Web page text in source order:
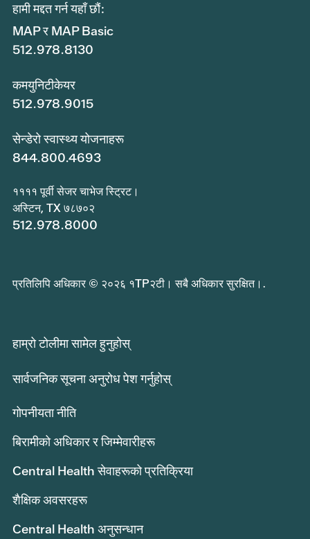
हामी मद्दत गर्न यहाँ छौं:
MAP र MAP Basic
512.978.8130
कमयुनिटीकेयर
512.978.9015
सेन्डेरो स्वास्थ्य योजनाहरू
844.800.4693
११११ पूर्वी सेजर चाभेज स्ट्रिट।
अस्टिन, TX ७८७०२
512.978.8000
प्रतिलिपि अधिकार © २०२६ १TP२टी। सबै अधिकार सुरक्षित।.
हाम्रो टोलीमा सामेल हुनुहोस्
सार्वजनिक सूचना अनुरोध पेश गर्नुहोस्
गोपनीयता नीति
बिरामीको अधिकार र जिम्मेवारीहरू
Central Health सेवाहरूको प्रतिक्रिया
शैक्षिक अवसरहरू
Central Health अनुसन्धान